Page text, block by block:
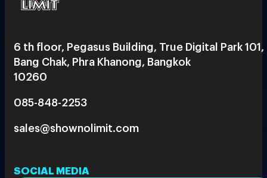
6 th floor, Pegasus Building, True Digital Park 101,
Bang Chak, Phra Khanong, Bangkok
10260
085-848-2253
sales@shownolimit.com
SOCIAL MEDIA